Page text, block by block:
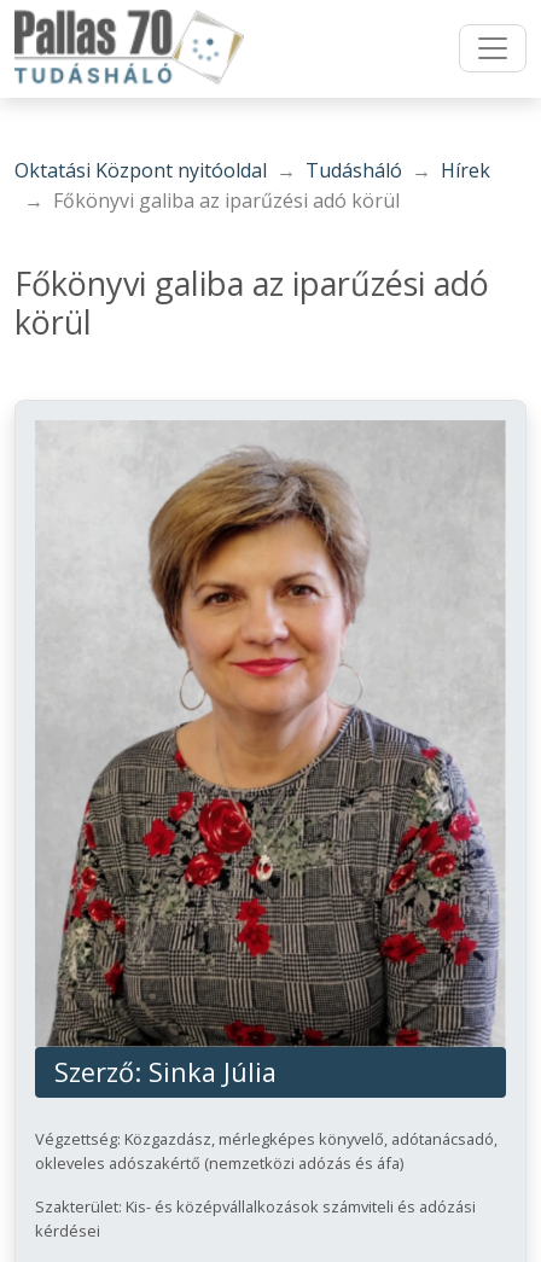
Oktatási Központ nyitóoldal Tudásháló
Hírek
Főkönyvi galiba az iparűzési adó körül
Főkönyvi galiba az iparűzési adó
körül
Szerző: Sinka Júlia
Végzettség: Közgazdász, mérlegképes könyvelő, adótanácsadó,
okleveles adószakértő (nemzetközi adózás és áfa)
Szakterület: Kis- és középvállalkozások számviteli és adózási
kérdései